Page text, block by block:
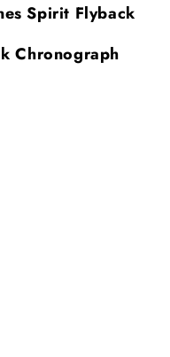
Spirit Flyback
Chronograph